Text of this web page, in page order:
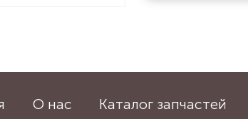
О нас Каталог запчастей